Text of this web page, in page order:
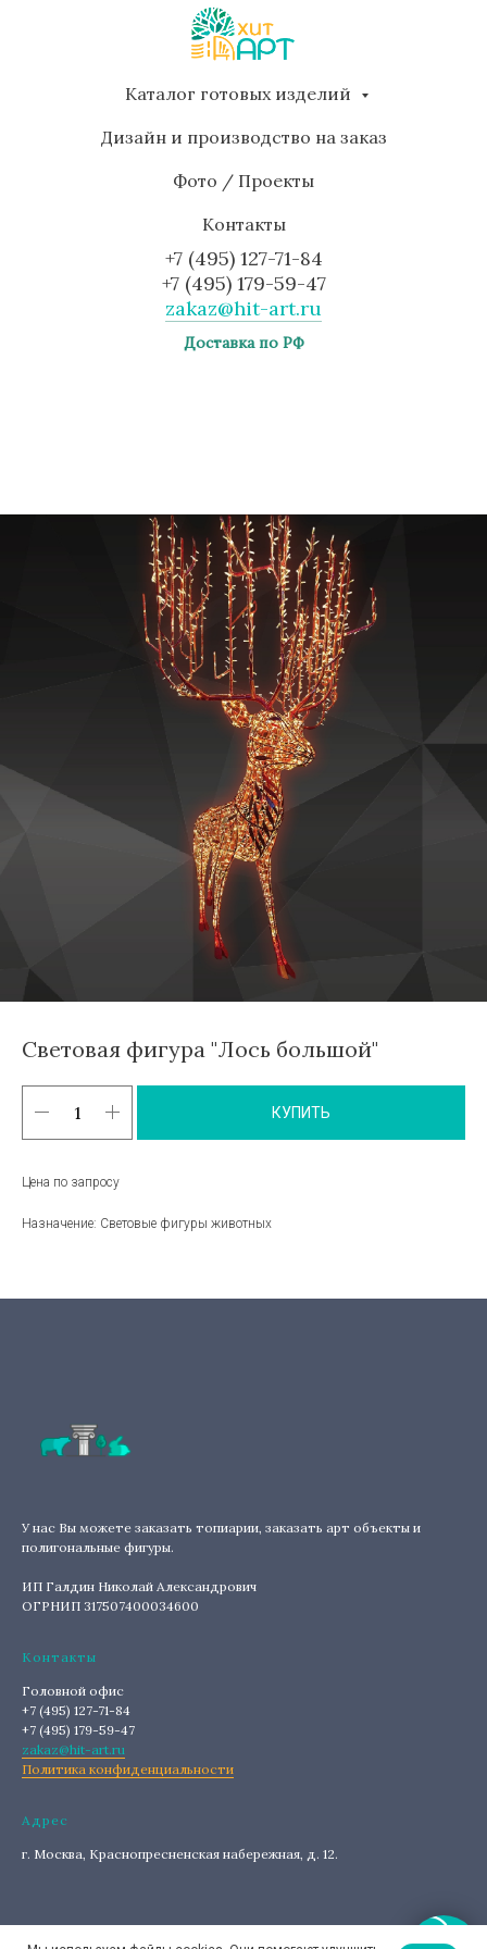
Каталог готовых изделий
Дизайн и производство на заказ
Фото / Проекты
Контакты
+7 (495) 127-71-84
+7 (495) 179-59-47
zakaz@hit-art.ru
Доставка по РФ
Световая фигура "Лось большой"
КУПИТЬ
Цена по запросу
Назначение: Световые фигуры животных
У нас Вы можете заказать топиарии, заказать арт объекты и
полигональные фигуры.
ИП Галдин Николай Александрович
ОГРНИП 317507400034600
Контакты
Головной офис
+7 (495) 127-71-84
+7 (495) 179-59-47
zakaz@hit-art.ru
Политика конфиденциальности
Адрес
г. Москва, Краснопресненская набережная, д. 12.